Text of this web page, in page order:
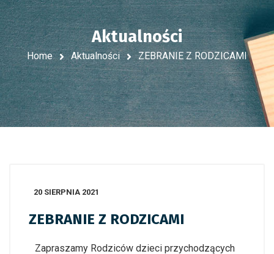
Aktualności
Home Aktualności ZEBRANIE Z RODZICAMI
20 SIERPNIA 2021
ZEBRANIE Z RODZICAMI
Zapraszamy Rodziców dzieci przychodzących